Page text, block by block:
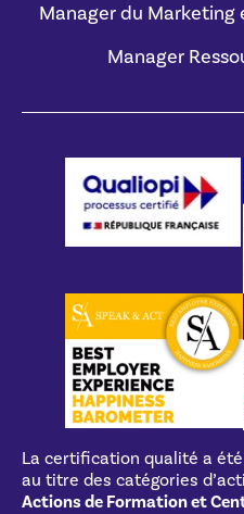
Manager du
Manager
La certification qualité a
au titre des catégories
Actions de Formation et